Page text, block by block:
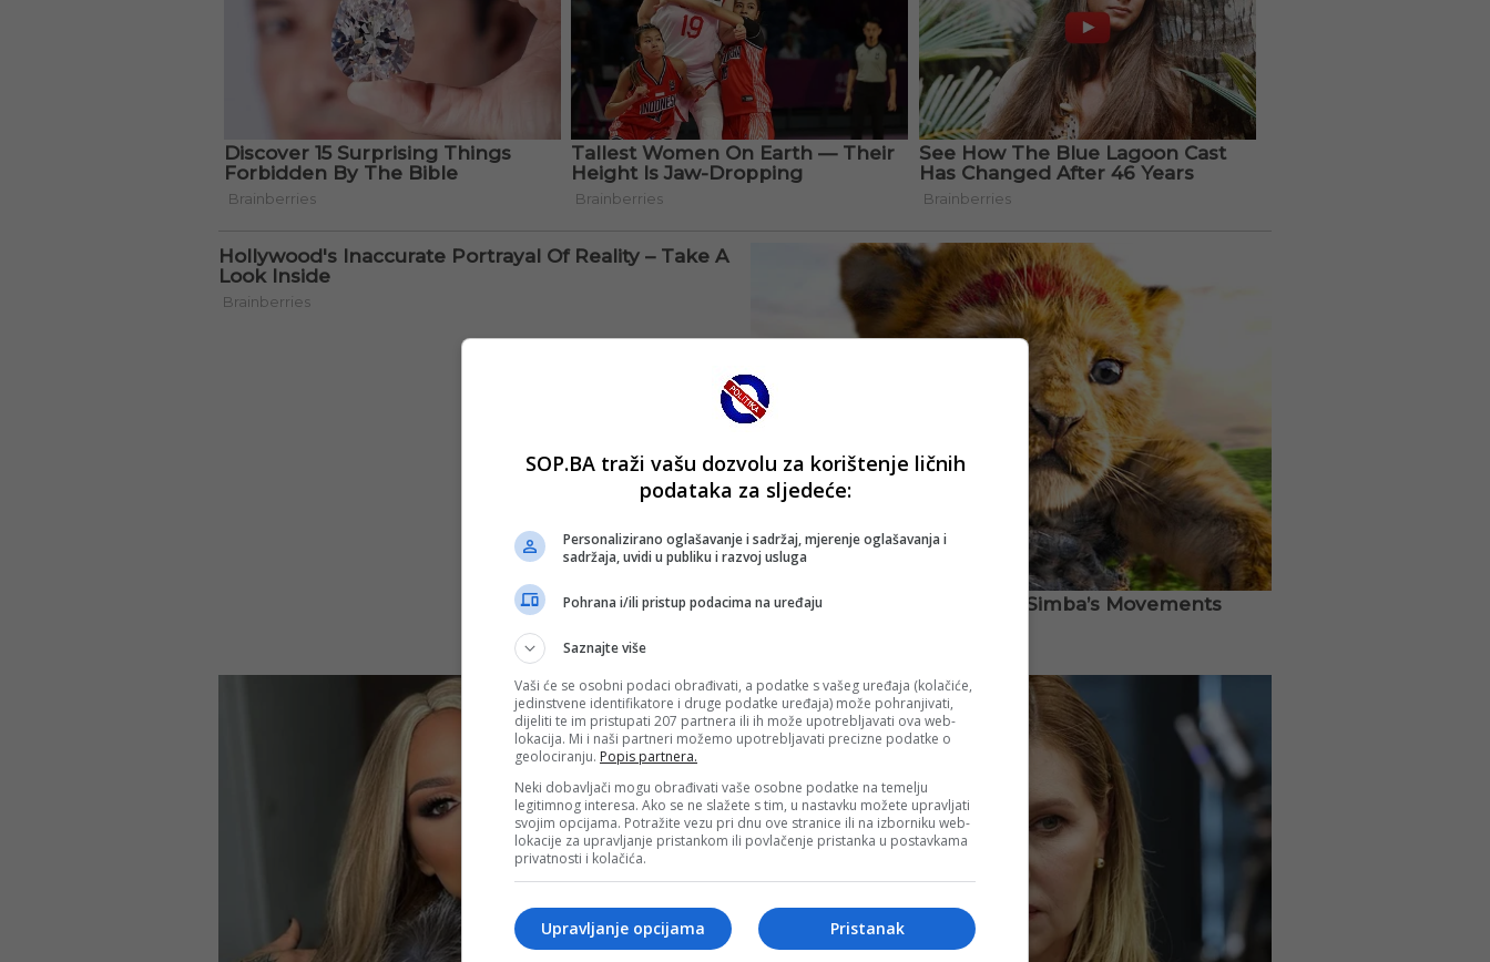
SOP.BA traži vašu dozvolu za korištenje ličnih
podataka za sljedeće:
Personalizirano oglašavanje i sadržaj, mjerenje oglašavanja i
sadržaja, uvidi u publiku i razvoj usluga
Pohrana i/ili pristup podacima na uređaju
Saznajte više
Vaši će se osobni podaci obrađivati, a podatke s vašeg uređaja (kolačiće,
jedinstvene identifikatore i druge podatke uređaja) može pohranjivati,
dijeliti te im pristupati 207 partnera ili ih može upotrebljavati ova web-
lokacija. Mi i naši partneri možemo upotrebljavati precizne podatke o
geolociranju. Popis partnera.
Neki dobavljači mogu obrađivati vaše osobne podatke na temelju
legitimnog interesa. Ako se ne slažete s tim, u nastavku možete upravljati
svojim opcijama. Potražite vezu pri dnu ove stranice ili na izborniku web-
lokacije za upravljanje pristankom ili povlačenje pristanka u postavkama
privatnosti i kolačića.
Pristanak
Upravljanje opcijama